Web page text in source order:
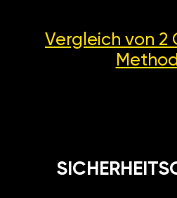
Vergleich von 2